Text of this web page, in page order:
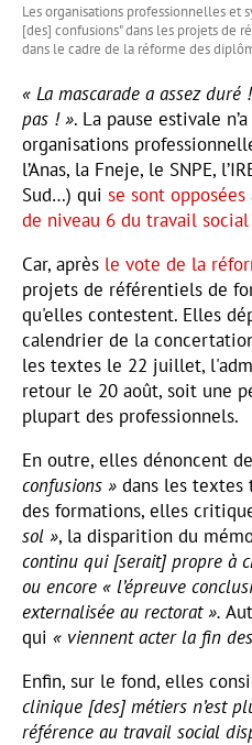
Les organisations professionnelles et
[des] confusions" dans les projets de
dans le cadre de la réforme des
« La mascarade a assez
pas ! ». La pause estivale
organisations
l’Anas, la Fneje, le SNPE,
Sud…) qui se sont
de niveau 6 du travail social
Car, après le vote de la
projets de référentiels de
qu'elles contestent. Elles
calendrier de la
les textes le 22 juillet,
retour le 20 août, soit une
plupart des professionnels.
En outre, elles dénoncent
confusions » dans les textes
des formations, elles
sol », la disparition du
continu qui [serait] propre à
ou encore « l’épreuve
externalisée au rectorat ».
qui « viennent acter la fin
Enfin, sur le fond, elles
clinique [des] métiers n’est
référence au travail social